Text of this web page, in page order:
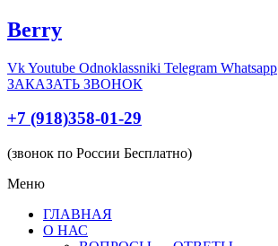
Berry
VkYoutube Odnoklassniki Telegram Whatsapp
ЗАКАЗАТЬ ЗВОНОК
+7 (918)358-01-29
(звонок по России Бесплатно)
Меню
ГЛАВНАЯ
О НАС